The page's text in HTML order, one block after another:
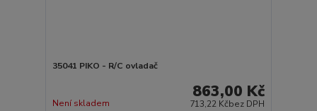
35041 PIKO - R/C ovladač
863,00 Kč
713,22 Kčbez DPH
Není skladem